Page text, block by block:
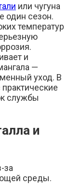
или чугуна
один сезон.
температур
и
—
уход. В
службы
и
за
среды.